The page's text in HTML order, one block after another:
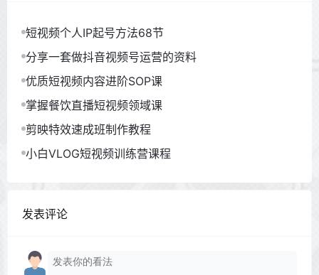
短视频个人IP起号方法68节
分享一套做抖音视频号运营的资料
优质短视频内容进阶SOP课
掌握餐饮直播短视频领域课
剪映特效速成班制作教程
小白VLOG短视频训练营课程
发表评论